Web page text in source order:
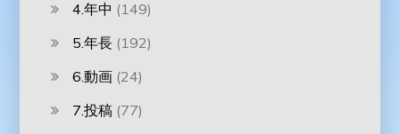
4.年中 (149)
5.年長 (192)
6.動画 (24)
7.投稿 (77)